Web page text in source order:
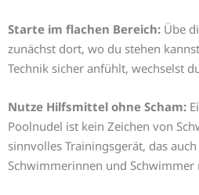
Starte im flachen Bereich: Übe
zunächst dort, wo du stehen
Technik sicher anfühlt, wechselst
Nutze Hilfsmittel ohne Scham:
Poolnudel ist kein Zeichen von
sinnvolles Trainingsgerät, das
Schwimmerinnen und Schwimmer